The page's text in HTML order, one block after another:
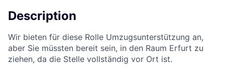
Description
Wir bieten für diese Rolle Umzugsunterstützung an,
aber Sie müssten bereit sein, in den Raum Erfurt zu
ziehen, da die Stelle vollständig vor Ort ist.